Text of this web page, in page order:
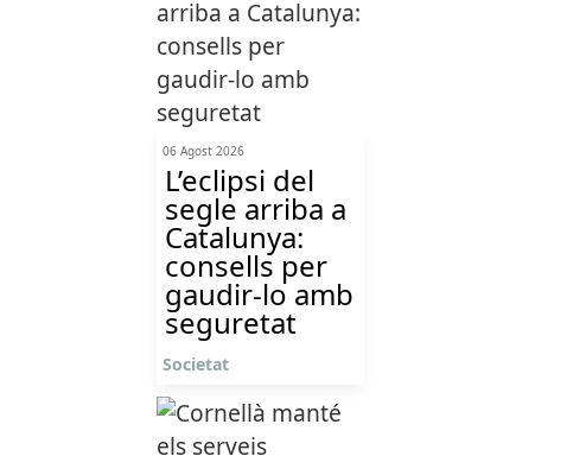
06 Agost 2026
L’eclipsi del
segle arriba a
Catalunya:
consells per
gaudir-lo amb
seguretat
Societat